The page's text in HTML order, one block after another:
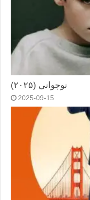
نوجوانی (۲۰۲۵)
2025-09-15